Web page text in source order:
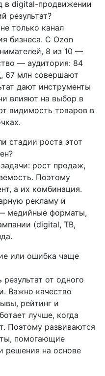
в digital-продвижении
результат?
только канал
бизнеса. С Ozon
8 из 10 —
— аудитория: 84
67 млн совершают
дают инструменты
влияют на выбор в
видимость товаров в
стадии роста этот
рост продаж,
Поэтому
а их комбинация.
рекламу и
медийные форматы,
(digital, ТВ,
или ошибка чаще
от одного
Важно качество
рейтинг и
лучше, когда
Поэтому развиваются
помогающие
решения на основе